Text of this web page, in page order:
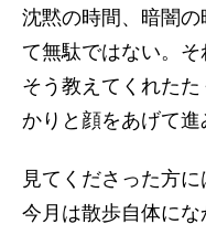
沈黙の時間、暗闇
て無駄ではない。そ
そう教えてくれた
かりと顔をあげて進
見てくださった方に
今月は散歩自体にな